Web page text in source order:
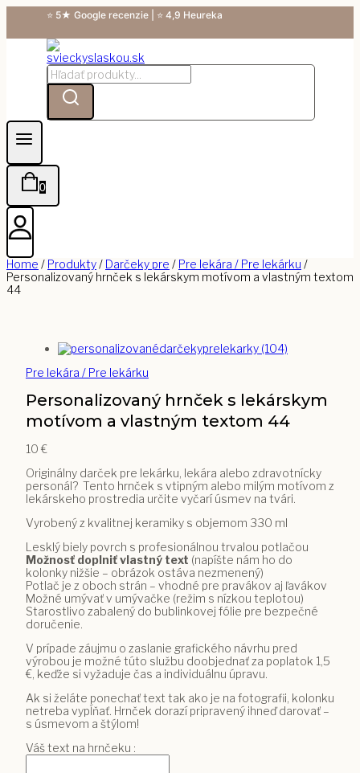
content
⭐ 5★ Google recenzie | ⭐ 4,9 Heureka
Hľadanie:
0
Home / Produkty/ Darčeky pre / Pre lekára / Pre lekárku /
Personalizovaný hrnček s lekárskym motívom a vlastným textom
44
Pre lekára / Pre lekárku
Personalizovaný hrnček s lekárskym
motívom a vlastným textom 44
10 €
Originálny darček pre lekárku, lekára alebo zdravotnícky
personál? Tento hrnček s vtipným alebo milým motívom z
lekárskeho prostredia určite vyčarí úsmev na tvári.
Vyrobený z kvalitnej keramiky s objemom 330 ml
Lesklý biely povrch s profesionálnou trvalou potlačou
Možnosť doplniť vlastný text (napíšte nám ho do
kolonky nižšie – obrázok ostáva nezmenený)
Potlač je z oboch strán – vhodné pre pravákov aj ľavákov
Možné umývať v umývačke (režim s nízkou teplotou)
Starostlivo zabalený do bublinkovej fólie pre bezpečné
doručenie.
V prípade záujmu o zaslanie grafického návrhu pred
výrobou je možné túto službu doobjednať za poplatok 1,5
€, keďže si vyžaduje čas a individuálnu úpravu.
Ak si želáte ponechať text tak ako je na fotografii, kolonku
netreba vypĺňať. Hrnček dorazí pripravený ihneď darovať –
s úsmevom a štýlom!
Váš text na hrnčeku :